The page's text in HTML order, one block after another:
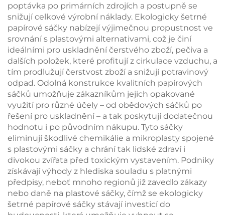
poptávka po primárních zdrojích a postupně se
snižují celkové výrobní náklady. Ekologicky šetrné
papírové sáčky nabízejí výjimečnou propustnost ve
srovnání s plastovými alternativami, což je činí
ideálními pro uskladnění čerstvého zboží, pečiva a
dalších položek, které profitují z cirkulace vzduchu, a
tím prodlužují čerstvost zboží a snižují potravinový
odpad. Odolná konstrukce kvalitních papírových
sáčků umožňuje zákazníkům jejich opakované
využití pro různé účely – od obědových sáčků po
řešení pro uskladnění – a tak poskytují dodatečnou
hodnotu i po původním nákupu. Tyto sáčky
eliminují škodlivé chemikálie a mikroplasty spojené
s plastovými sáčky a chrání tak lidské zdraví i
divokou zvířata před toxickým vystavením. Podniky
získávají výhody z hlediska souladu s platnými
předpisy, neboť mnoho regionů již zavedlo zákazy
nebo daně na plastové sáčky, čímž se ekologicky
šetrné papírové sáčky stávají investicí do